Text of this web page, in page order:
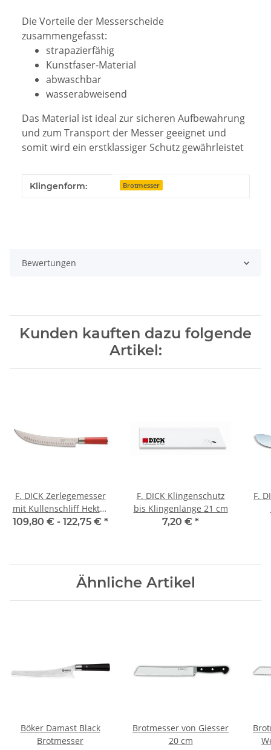
Die Vorteile der Messerscheide
zusammengefasst:
strapazierfähig
Kunstfaser-Material
abwaschbar
wasserabweisend
Das Material ist ideal zur sicheren Aufbewahrung
und zum Transport der Messer geeignet und
somit wird ein erstklassiger Schutz gewährleistet
Produkteigenschaft
Wert
Klingenform: Brotmesser
Bewertungen
Kunden kauften dazu folgende
Artikel:
F. DICK Zerlegemesser
mit Kullenschliff Hektor
Red Spirit
109,80 € - 122,75 € *
F. DICK Klingenschutz
bis Klingenlänge 21 cm
7,20 € *
F.
Ähnliche Artikel
Böker Damast Black
Brotmesser
Brotmesser von Giesser
20 cm